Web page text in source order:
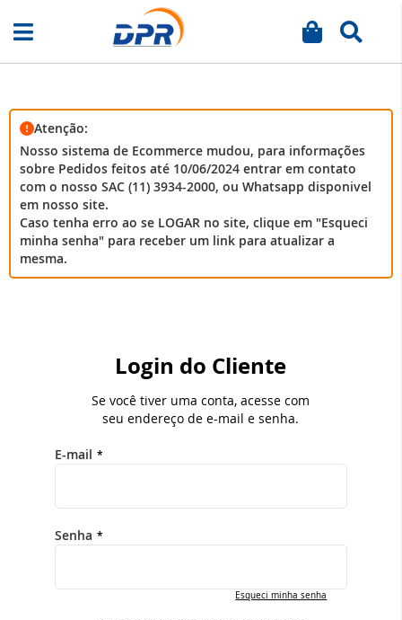
Pular
Meu
Atenção:
Nosso sistema de Ecommerce mudou, para informações
sobre Pedidos feitos até 10/06/2024 entrar em contato
com o nosso SAC (11) 3934-2000, ou Whatsapp disponivel
em nosso site.
Caso tenha erro ao se LOGAR no site, clique em "Esqueci
minha senha" para receber um link para atualizar a
mesma.
Login do Cliente
Se você tiver uma conta, acesse com
seu endereço de e-mail e senha.
E-mail
Senha
Esqueci minha senha